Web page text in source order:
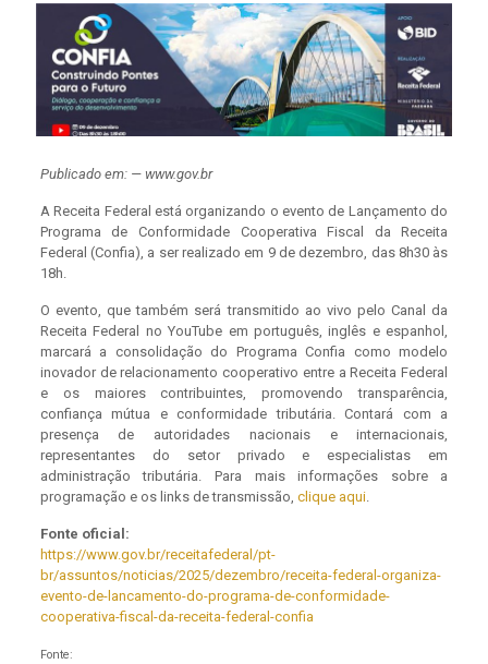
Publicado em: — www.gov.br
A Receita Federal está organizando o evento de Lançamento do
Programa de Conformidade Cooperativa Fiscal da Receita
Federal (Confia), a ser realizado em 9 de dezembro, das 8h30 às
18h.
O evento, que também será transmitido ao vivo pelo Canal da
Receita Federal no YouTube em português, inglês e espanhol,
marcará a consolidação do Programa Confia como modelo
inovador de relacionamento cooperativo entre a Receita Federal
e os maiores contribuintes, promovendo transparência,
confiança mútua e conformidade tributária. Contará com a
presença de autoridades nacionais e internacionais,
representantes do setor privado e especialistas em
administração tributária. Para mais informações sobre a
programação e os links de transmissão, clique aqui.
Fonte oficial:
https://www.gov.br/receitafederal/pt-
br/assuntos/noticias/2025/dezembro/receita-federal-organiza-
evento-de-lancamento-do-programa-de-conformidade-
cooperativa-fiscal-da-receita-federal-confia
Fonte: